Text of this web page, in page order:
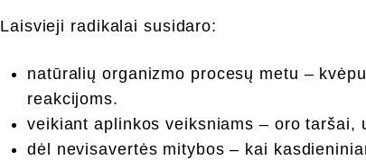
Laisvieji radikalai susidaro:
natūralių organizmo procesų metu –
reakcijoms.
veikiant aplinkos veiksniams – oro
dėl nevisavertės mitybos – kai